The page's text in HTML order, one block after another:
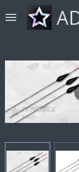
direct